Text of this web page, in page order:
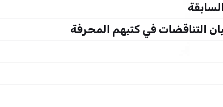
التناقضات في كتبهم المحرفة